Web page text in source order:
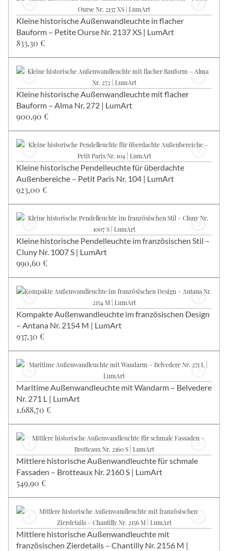
Kleine historische Außenwandleuchte in flacher
Bauform – Petite Ourse Nr. 2137 XS | LumArt
833,30 €
Kleine historische Außenwandleuchte mit flacher
Bauform – Alma Nr. 272 | LumArt
900,90 €
Kleine historische Pendelleuchte für überdachte
Außenbereiche – Petit Paris Nr. 104 | LumArt
923,00 €
Kleine historische Pendelleuchte im französischen Stil –
Cluny Nr. 1007 S | LumArt
990,60 €
Kompakte Außenwandleuchte im französischen Design
– Antana Nr. 2154 M | LumArt
937,30 €
Maritime Außenwandleuchte mit Wandarm – Belvedere
Nr. 271 L | LumArt
1.688,70 €
Mittlere historische Außenwandleuchte für schmale
Fassaden – Brotteaux Nr. 2160 S | LumArt
549,90 €
Mittlere historische Außenwandleuchte mit
französischen Zierdetails – Chantilly Nr. 2156 M |